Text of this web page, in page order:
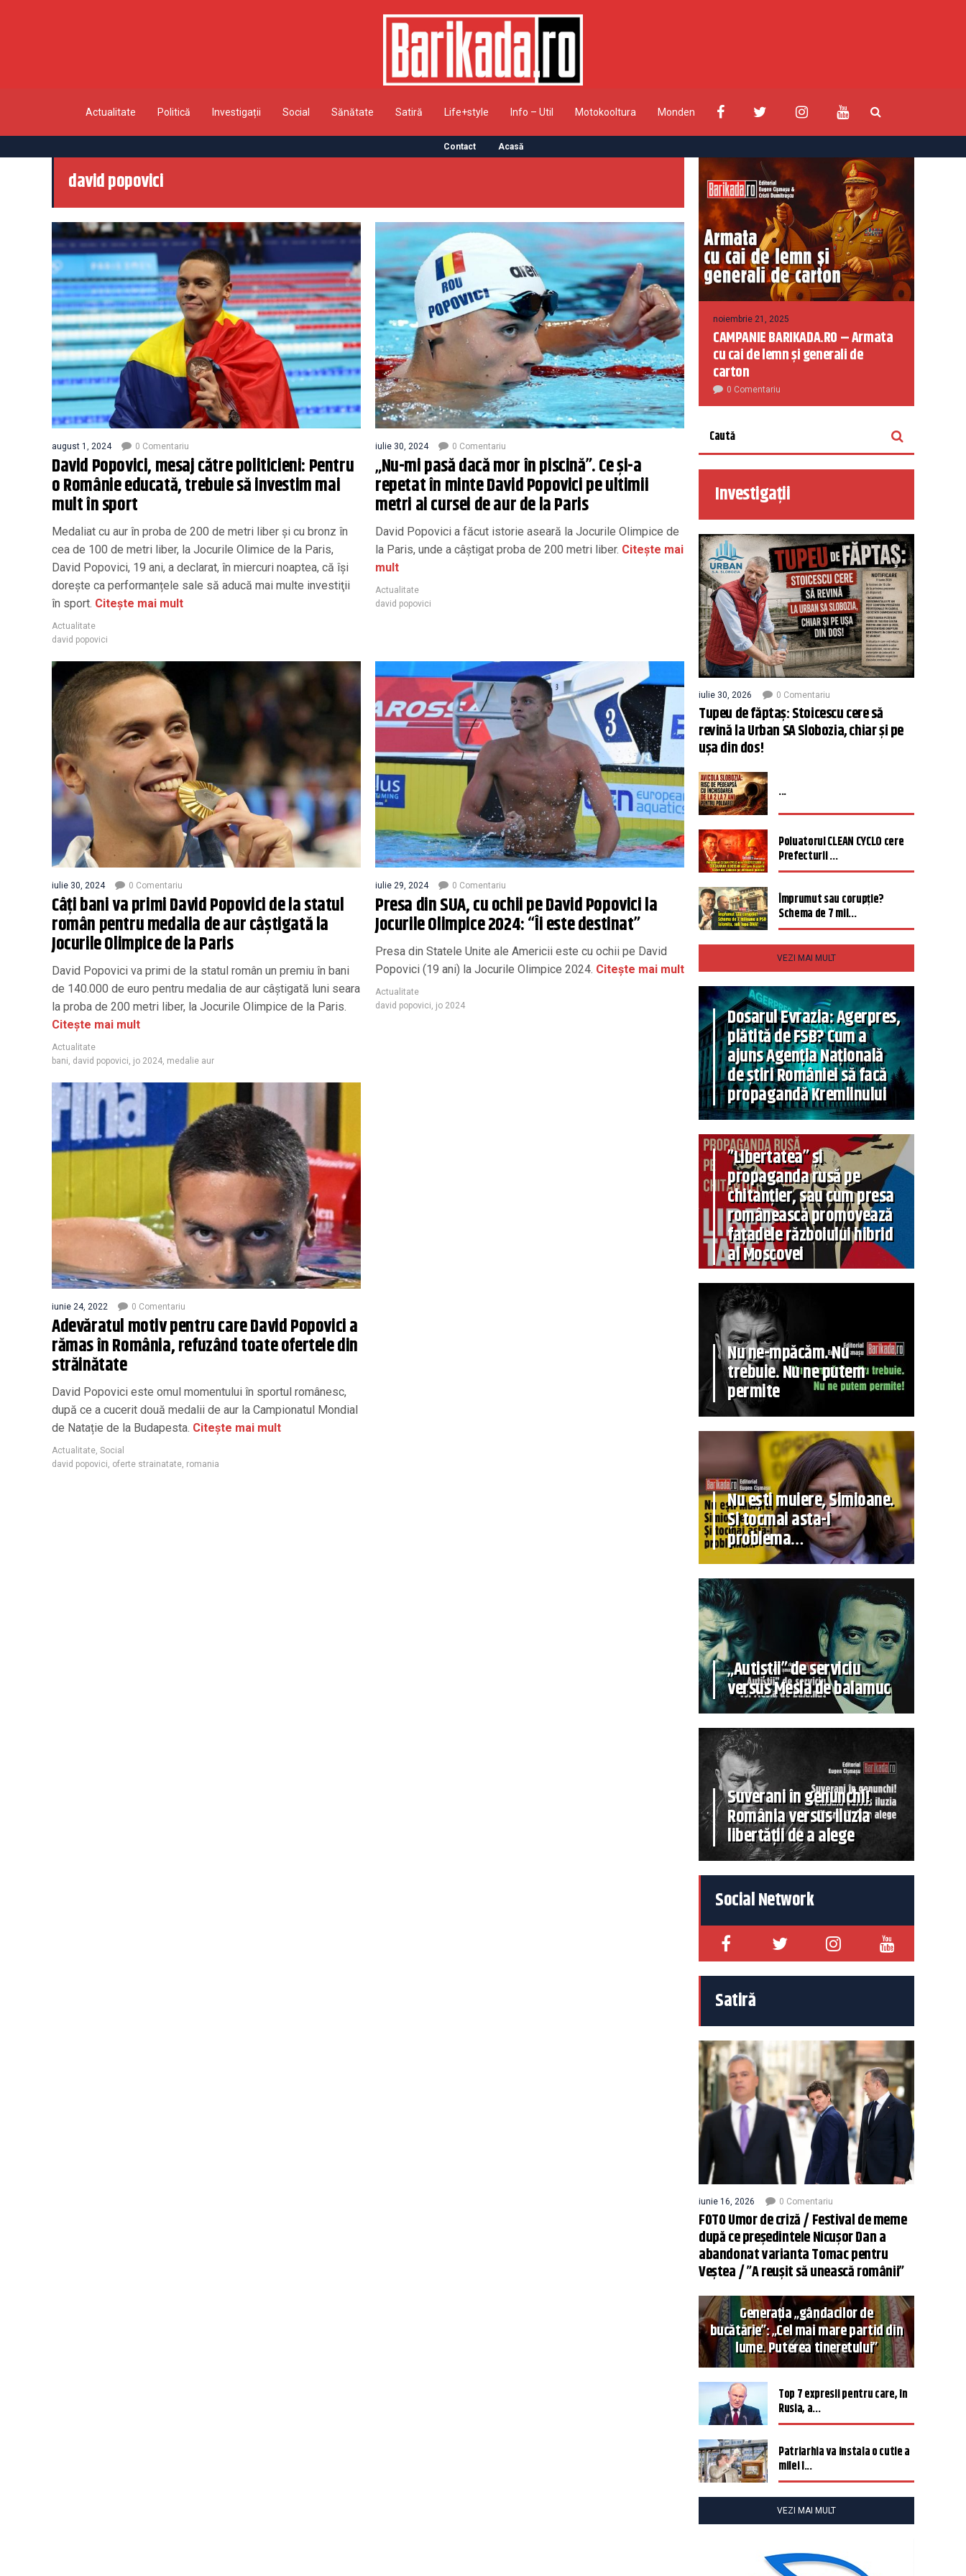
Actualitate Politică Investigații Social Sănătate Satiră Life+style Info – Util Motokooltura Monden
Contact Acasă
david popovici
august 1, 2024 0 Comentariu
David Popovici, mesaj către politicieni: Pentru
o Românie educată, trebuie să investim mai
mult în sport
Medaliat cu aur în proba de 200 de metri liber și cu bronz în
cea de 100 de metri liber, la Jocurile Olimice de la Paris,
David Popovici, 19 ani, a declarat, în miercuri noaptea, că își
dorește ca performanțele sale să aducă mai multe investiţii
în sport. Citește mai mult
Actualitate
david popovici
iulie 30, 2024 0 Comentariu
„Nu-mi pasă dacă mor în piscină”. Ce și-a
repetat în minte David Popovici pe ultimii
metri ai cursei de aur de la Paris
David Popovici a făcut istorie aseară la Jocurile Olimpice de
la Paris, unde a câștigat proba de 200 metri liber. Citește mai
mult
Actualitate
david popovici
iulie 30, 2024 0 Comentariu
Câți bani va primi David Popovici de la statul
român pentru medalia de aur câștigată la
Jocurile Olimpice de la Paris
David Popovici va primi de la statul român un premiu în bani
de 140.000 de euro pentru medalia de aur câștigată luni seara
la proba de 200 metri liber, la Jocurile Olimpice de la Paris.
Citește mai mult
Actualitate
bani david popovici jo 2024 medalie aur
iulie 29, 2024 0 Comentariu
Presa din SUA, cu ochii pe David Popovici la
Jocurile Olimpice 2024: “Îi este destinat”
Presa din Statele Unite ale Americii este cu ochii pe David
Popovici (19 ani) la Jocurile Olimpice 2024. Citește mai mult
Actualitate
david popovici jo 2024
iunie 24, 2022 0 Comentariu
Adevăratul motiv pentru care David Popovici a
rămas în România, refuzând toate ofertele din
străinătate
David Popovici este omul momentului în sportul românesc,
după ce a cucerit două medalii de aur la Campionatul Mondial
de Natație de la Budapesta. Citește mai mult
Actualitate Social
david popovici oferte strainatate romania
noiembrie 21, 2025
CAMPANIE BARIKADA.RO – Armata
cu cai de lemn și generali de
carton
0 Comentariu
Investigații
iulie 30, 2026 0 Comentariu
Tupeu de făptaș: Stoicescu cere să
revină la Urban SA Slobozia, chiar și pe
ușa din dos!
...
Poluatorul CLEAN CYCLO cere
Prefecturii ...
Împrumut sau corupție?
Schema de 7 mil...
VEZI MAI MULT
Dosarul Evrazia: Agerpres,
plătită de FSB? Cum a
ajuns Agenția Națională
de știri României să facă
propagandă Kremlinului
”Libertatea” și
propaganda rusă pe
chitanțier, sau cum presa
românească promovează
fațadele războiului hibrid
al Moscovei
Nu ne-mpăcăm. Nu
trebuie. Nu ne putem
permite
Nu ești muiere, Simioane.
Și tocmai asta-i
problema…
„Autiștii” de serviciu
versus Mesia de balamuc
Suverani în genunchi!
România versus iluzia
libertății de a alege
Social Network
Satiră
iunie 16, 2026 0 Comentariu
FOTO Umor de criză / Festival de meme
după ce președintele Nicușor Dan a
abandonat varianta Tomac pentru
Veștea / ”A reușit să unească românii”
Generația „gândacilor de
bucătărie”: „Cel mai mare partid din
lume. Puterea tineretului”
Top 7 expresii pentru care, în
Rusia, a...
Patriarhia va instala o cutie a
milei î...
VEZI MAI MULT